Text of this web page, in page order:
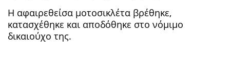
Η αφαιρεθείσα μοτοσικλέτα βρέθηκε,
κατασχέθηκε και αποδόθηκε στο νόμιμο
δικαιούχο της.